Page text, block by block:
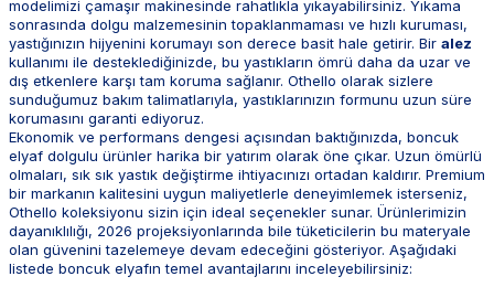
modelimizi çamaşır makinesinde rahatlıkla yıkayabilirsiniz. Yıkama
sonrasında dolgu malzemesinin topaklanmaması ve hızlı kuruması,
yastığınızın hijyenini korumayı son derece basit hale getirir. Bir alez
kullanımı ile desteklediğinizde, bu yastıkların ömrü daha da uzar ve
dış etkenlere karşı tam koruma sağlanır. Othello olarak sizlere
sunduğumuz bakım talimatlarıyla, yastıklarınızın formunu uzun süre
korumasını garanti ediyoruz.
Ekonomik ve performans dengesi açısından baktığınızda, boncuk
elyaf dolgulu ürünler harika bir yatırım olarak öne çıkar. Uzun ömürlü
olmaları, sık sık yastık değiştirme ihtiyacınızı ortadan kaldırır. Premium
bir markanın kalitesini uygun maliyetlerle deneyimlemek isterseniz,
Othello koleksiyonu sizin için ideal seçenekler sunar. Ürünlerimizin
dayanıklılığı, 2026 projeksiyonlarında bile tüketicilerin bu materyale
olan güvenini tazelemeye devam edeceğini gösteriyor. Aşağıdaki
listede boncuk elyafın temel avantajlarını inceleyebilirsiniz: